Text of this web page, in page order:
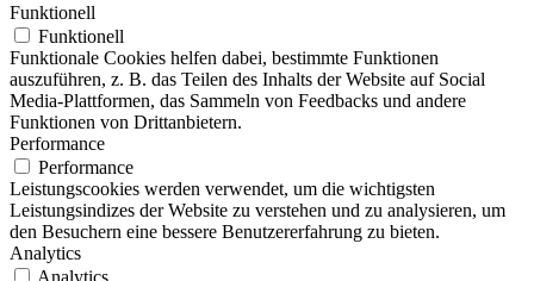
Funktionell
Funktionell
Funktionale Cookies helfen dabei, bestimmte Funktionen
auszuführen, z. B. das Teilen des Inhalts der Website auf Social
Media-Plattformen, das Sammeln von Feedbacks und andere
Funktionen von Drittanbietern.
Performance
Performance
Leistungscookies werden verwendet, um die wichtigsten
Leistungsindizes der Website zu verstehen und zu analysieren, um
den Besuchern eine bessere Benutzererfahrung zu bieten.
Analytics